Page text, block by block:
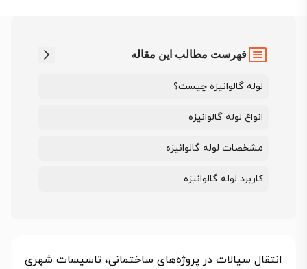
فهرست مطالب این مقاله
لوله گالوانیزه چیست؟
انواع لوله گالوانیزه
مشخصات لوله گالوانیزه
کاربرد لوله گالوانیزه
انتقال سیالات در پروژه‌های ساختمانی، تاسیسات شهری